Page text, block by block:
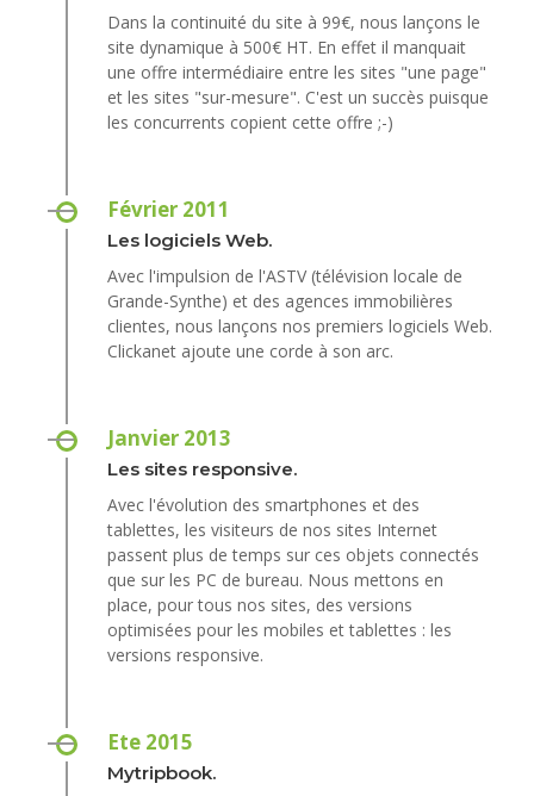
Dans la continuité du site à 99€, nous lançons le
site dynamique à 500€ HT. En effet il manquait
une offre intermédiaire entre les sites "une page"
et les sites "sur-mesure". C'est un succès puisque
les concurrents copient cette offre ;-)
Février 2011
Les logiciels Web.
Avec l'impulsion de l'ASTV (télévision locale de
Grande-Synthe) et des agences immobilières
clientes, nous lançons nos premiers logiciels Web.
Clickanet ajoute une corde à son arc.
Janvier 2013
Les sites responsive.
Avec l'évolution des smartphones et des
tablettes, les visiteurs de nos sites Internet
passent plus de temps sur ces objets connectés
que sur les PC de bureau. Nous mettons en
place, pour tous nos sites, des versions
optimisées pour les mobiles et tablettes : les
versions responsive.
Ete 2015
Mytripbook.